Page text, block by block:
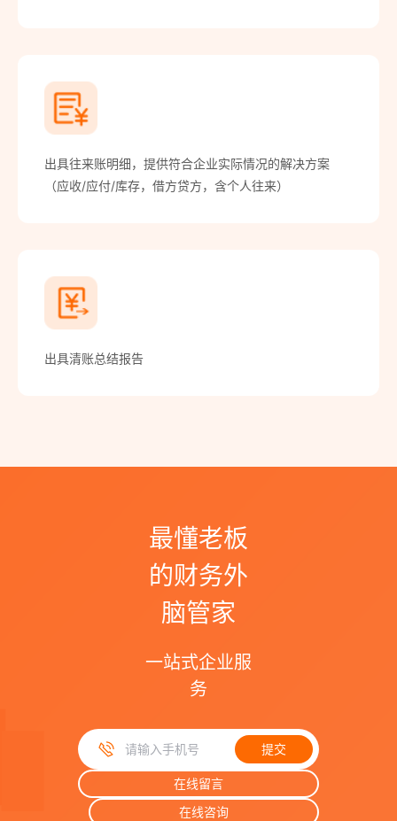
出具往来账明细，提供符合企业实际情况的解决方案
（应收/应付/库存，借方贷方，含个人往来）
出具清账总结报告
最懂老板
的财务外
脑管家
一站式企业服
务
手机号码
提交
在线留言
在线咨询